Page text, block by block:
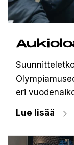
eri
Lue lisää